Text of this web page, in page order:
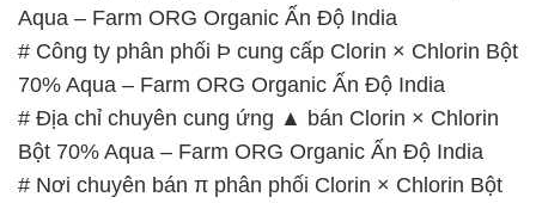
Aqua – Farm ORG Organic Ấn Độ India
# Công ty phân phối Þ cung cấp Clorin × Chlorin Bột
70% Aqua – Farm ORG Organic Ấn Độ India
# Địa chỉ chuyên cung ứng ▲ bán Clorin × Chlorin
Bột 70% Aqua – Farm ORG Organic Ấn Độ India
# Nơi chuyên bán π phân phối Clorin × Chlorin Bột